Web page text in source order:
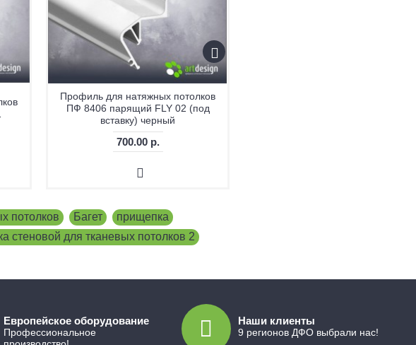
Профиль для натяжных потолков
ПФ 8406 парящий FLY 02 (под
вставку) черный
700.00 р.
потолков Багет прищепка
стеновой для тканевых потолков 2
Европейское оборудование
Профессиональное
Наши клиенты
9 регионов ДФО выбрали нас!